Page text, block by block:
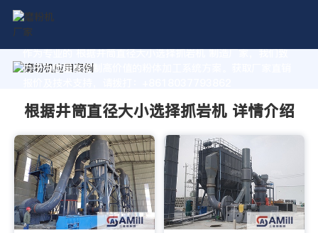
作为专业的 根据井筒直径大小选择抓岩机 制造厂家，我们致
力于为您量身定制高价值的粉体加工系统方案。获取厂家直销
根据井筒直径大小选择抓岩机 详情介绍